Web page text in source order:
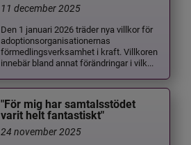
11 december 2025
Den 1 januari 2026 träder nya villkor för
adoptionsorganisationernas
förmedlingsverksamhet i kraft. Villkoren
innebär bland annat förändringar i vilk...
"För mig har samtalsstödet
varit helt fantastiskt"
24 november 2025